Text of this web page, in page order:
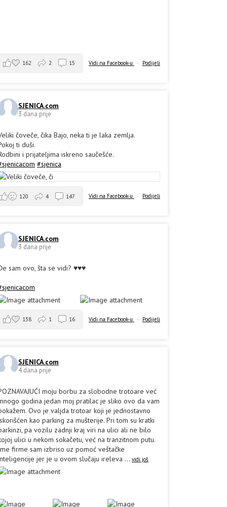
Vidi na Facebook-u · Podijeli
162 2 15
SJENICA.com
3 dana prije
čoveče, čika Bajo, neka ti je laka zemlja.
ti duši.
i prijateljima iskreno saučešće.
#sjenica
Vidi na Facebook-u · Podijeli
120 4 147
SJENICA.com
3 dana prije
sam ovo, šta se vidi? ♥️♥️♥️
Vidi na Facebook-u · Podijeli
138 1 16
SJENICA.com
4 dana prije
moju borbu za slobodne trotoare već
godina jedan moj pratilac je sliko ovo da vam
Ovo je valjda trotoar koji je jednostavno
kao parking za mušterije. Pri tom su kratki
pa vozilu zadnji kraj viri na ulici ali ne bilo
ulici u nekom sokačetu, već na tranzitnom putu.
firme sam izbriso uz pomoć veštačke
jer je u ovom slučaju ireleva ... vidi još